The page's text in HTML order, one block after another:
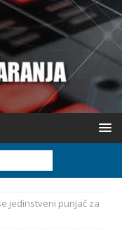
jedinstveni punjač za